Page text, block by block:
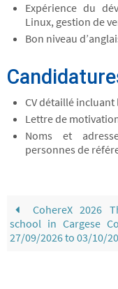
Expérience du
Linux, gestion de
Bon niveau
CV détaillé
Lettre de
Noms et
personnes de
CohereX 2026
school in Cargese
27/09/2026 to 03/10/